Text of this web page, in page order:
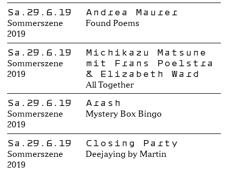
Sa.29.6.19
Sommerszene
2019
Andrea Maurer
Found Poems
Sa.29.6.19
Sommerszene
2019
Michikazu Matsune
mit Frans Poelstra
& Elizabeth Ward
All Together
Sa.29.6.19
Sommerszene
2019
Arash
Mystery Box Bingo
Sa.29.6.19
Sommerszene
2019
Closing Party
Deejaying by Martin